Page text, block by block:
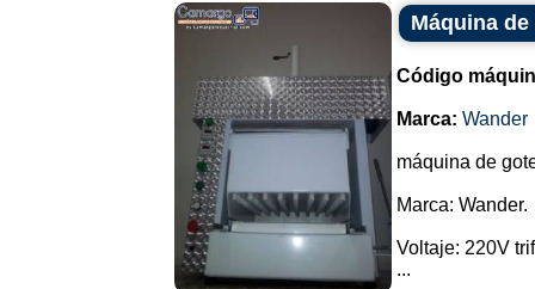
Máquina
Código
Marca: Wander
máquina de
Marca: Wander.
Voltaje: 220V
...